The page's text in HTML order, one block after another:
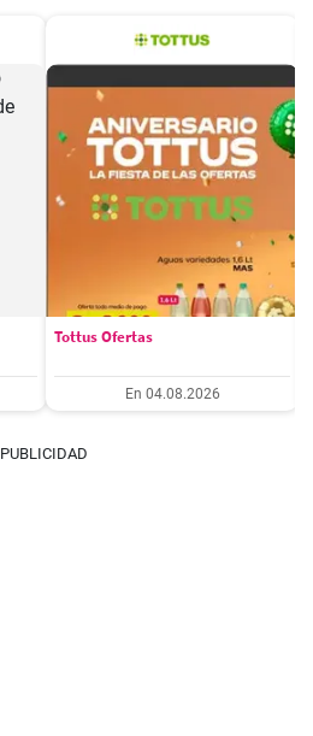
Tottus Ofertas
En 04.08.2026
PUBLICIDAD